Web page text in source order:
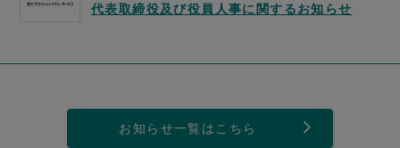
代表取締役及び役員人事に関するお知らせ
お知らせ一覧はこちら